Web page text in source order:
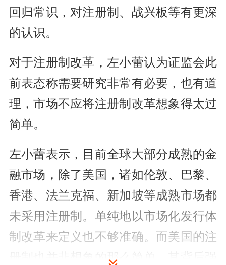
回归常识，对注册制、战兴板等有更深
的认识。
对于注册制改革，左小蕾认为证监会此
前表态称需要研究非常有必要，也有道
理，市场不应将注册制改革想象得太过
简单。
左小蕾表示，目前全球大部分成熟的金
融市场，除了美国，诸如伦敦、巴黎、
香港、法兰克福、新加坡等成熟市场都
未采用注册制。单纯地以市场化发行体
制改革来定义也不够准确。而美国的注
册制也并非想象的那么简单，其背后强